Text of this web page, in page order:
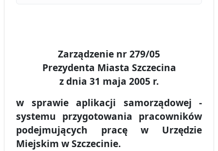
Zarządzenie nr 279/05
Prezydenta Miasta Szczecina
z dnia 31 maja 2005 r.
w sprawie aplikacji samorządowej -
systemu przygotowania pracowników
podejmujących pracę w Urzędzie
Miejskim w Szczecinie.